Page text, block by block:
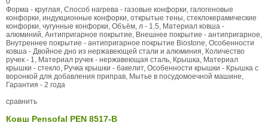
Форма - круглая, Способ нагрева - газовые конфорки, галогеновые
конфорки, индукционные конфорки, открытые тены, стеклокерамические
конфорки, чугунные конфорки, Объём, л - 1.5, Материал ковша -
алюминий, Антипригарное покрытие, Внешнее покрытие - антипригарное,
Внутреннее покрытие - антипригарное покрытие Biostone, Особенности
ковша - Двойное дно из нержавеющей стали и алюминия, Количество
ручек - 1, Материал ручек - нержавеющая сталь, Крышка, Материал
крышки - стекло, Ручка крышки - бакелит, Особенности крышки - Крышка с
воронкой для добавления приправ, Мытье в посудомоечной машине,
Гарантия - 2 года
сравнить
Ковш Pensofal PEN 8517-B